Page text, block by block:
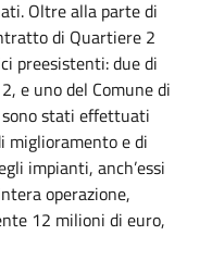
Oltre alla parte di
di Quartiere 2
preesistenti: due di
e uno del Comune di
stati effettuati
miglioramento e di
impianti, anch’essi
operazione,
12 milioni di euro,